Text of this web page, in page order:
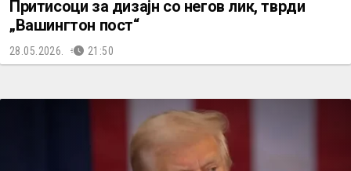
Притисоци за дизајн со негов лик, тврди
„Вашингтон пост“
28.05.2026. 21:50